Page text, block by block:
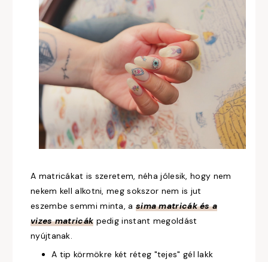
A matricákat is szeretem, néha jólesik, hogy nem
nekem kell alkotni, meg sokszor nem is jut
eszembe semmi minta, a sima matricák és a
vizes matricák pedig instant megoldást
nyújtanak.
A tip körmökre két réteg "tejes" gél lakk